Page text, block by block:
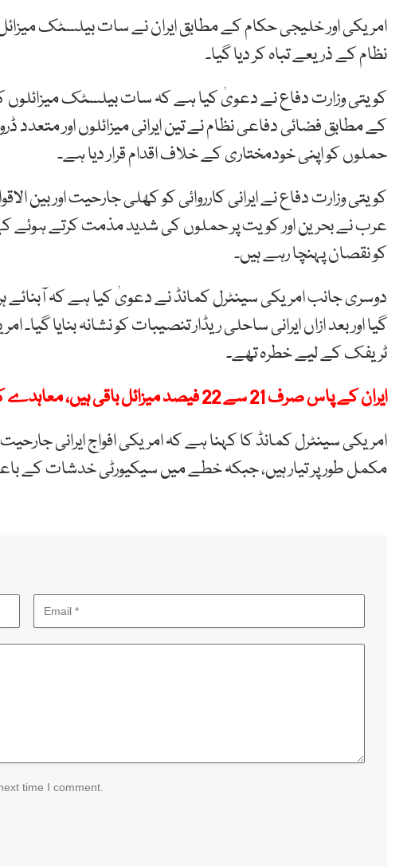
امریکی اور خلیجی حکام کے مطابق ایران نے سات بیلسٹک
نظام کے ذریعے تباہ کر دیا گیا۔
کویتی وزارت دفاع نے دعویٰ کیا ہے کہ سات بیلسٹک میزائلوں کا
کے مطابق فضائی دفاعی نظام نے تین ایرانی میزائلوں اور متعدد
حملوں کو اپنی خودمختاری کے خلاف اقدام قرار دیا ہے۔
کویتی وزارت دفاع نے ایرانی کارروائی کو کھلی جارحیت اور بین
عرب نے بحرین اور کویت پر حملوں کی شدید مذمت کرتے ہوئے
کو نقصان پہنچا رہے ہیں۔
دوسری جانب امریکی سینٹرل کمانڈ نے دعویٰ کیا ہے کہ آبنائے ہرمز
گیا اور بعد ازاں ایرانی ساحلی ریڈار تنصیبات کو نشانہ بنایا
ٹریفک کے لیے خطرہ تھے۔
ایران کے پاس صرف 21 سے 22 فیصد میزائل باقی ہیں، معاہدے کے سوا کوئی راستہ نہیں، ٹرمپ
امریکی سینٹرل کمانڈ کا کہنا ہے کہ امریکی افواج ایرانی
مکمل طور پر تیار ہیں، جبکہ خطے میں سیکیورٹی خدشات کے
time I comment.